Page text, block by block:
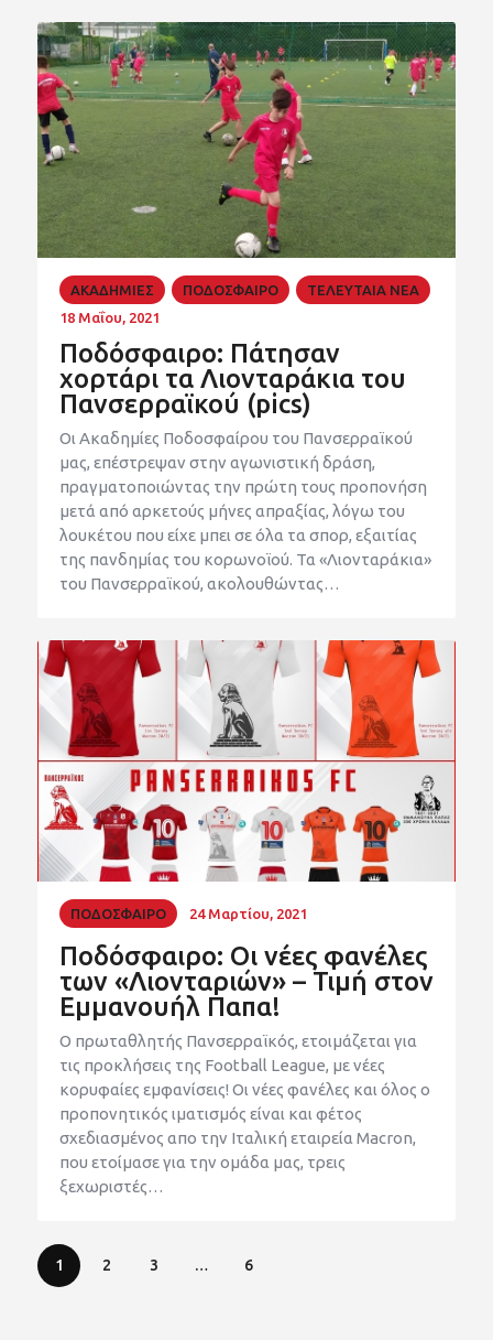
ΑΚΑΔΗΜΙΕΣ ΠΟΔΟΣΦΑΙΡΟ
ΤΕΛΕΥΤΑΙΑ ΝΕΑ
18 Μαΐου, 2021
Ποδόσφαιρο: Πάτησαν
χορτάρι τα Λιονταράκια του
Πανσερραϊκού (pics)
Οι Ακαδημίες Ποδοσφαίρου του Πανσερραϊκού
μας, επέστρεψαν στην αγωνιστική δράση,
πραγματοποιώντας την πρώτη τους προπονήση
μετά από αρκετούς μήνες απραξίας, λόγω του
λουκέτου που είχε μπει σε όλα τα σπορ, εξαιτίας
της πανδημίας του κορωνοϊού. Τα «Λιονταράκια»
του Πανσερραϊκού, ακολουθώντας…
ΠΟΔΟΣΦΑΙΡΟ 24 Μαρτίου, 2021
Ποδόσφαιρο: Οι νέες φανέλες
των «Λιονταριών» – Τιμή στον
Εμμανουήλ Παπα!
Ο πρωταθλητής Πανσερραϊκός, ετοιμάζεται για
τις προκλήσεις της Football League, με νέες
κορυφαίες εμφανίσεις! Οι νέες φανέλες και όλος ο
προπονητικός ιματισμός είναι και φέτος
σχεδιασμένος απο την Ιταλική εταιρεία Macron,
που ετοίμασε για την ομάδα μας, τρεις
ξεχωριστές…
1 2 3 … 6